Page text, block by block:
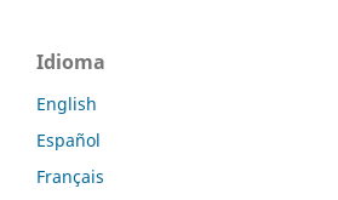
Idioma
English
Español
Français